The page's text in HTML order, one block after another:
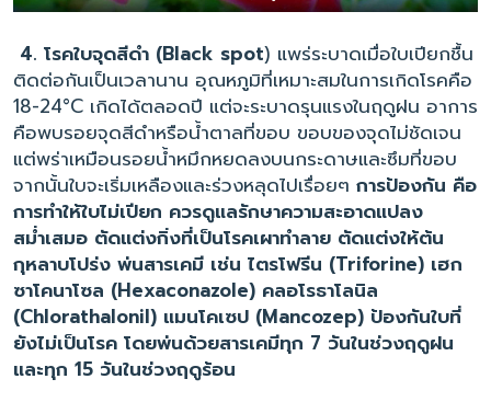
4. โรคใบจุดสีดำ (Black spot) แพร่ระบาดเมื่อใบเปียกชื้น
ติดต่อกันเป็นเวลานาน อุณหภูมิที่เหมาะสมในการเกิดโรคคือ
18-24°C เกิดได้ตลอดปี แต่จะระบาดรุนแรงในฤดูฝน อาการ
คือพบรอยจุดสีดำหรือน้ำตาลที่ขอบ ขอบของจุดไม่ชัดเจน
แต่พร่าเหมือนรอยน้ำหมึกหยดลงบนกระดาษและซึมที่ขอบ
จากนั้นใบจะเริ่มเหลืองและร่วงหลุดไปเรื่อยๆ การป้องกัน คือ
การทำให้ใบไม่เปียก ควรดูแลรักษาความสะอาดแปลง
สม่ำเสมอ ตัดแต่งกิ่งที่เป็นโรคเผาทำลาย ตัดแต่งให้ต้น
กุหลาบโปร่ง พ่นสารเคมี เช่น ไตรโฟรีน (Triforine) เฮก
ซาโคนาโซล (Hexaconazole) คลอโรธาโลนิล
(Chlorathalonil) แมนโคเซป (Mancozep) ป้องกันใบที่
ยังไม่เป็นโรค โดยพ่นด้วยสารเคมีทุก 7 วันในช่วงฤดูฝน
และทุก 15 วันในช่วงฤดูร้อน